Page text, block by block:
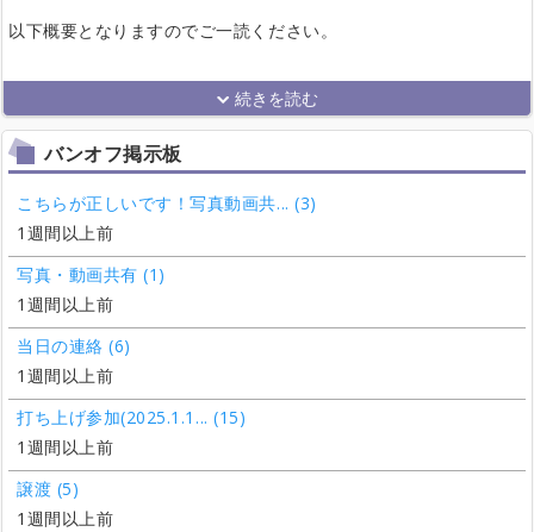
以下概要となりますのでご一読ください。
バンオフ掲示板
こちらが正しいです！写真動画共... (3)
1週間以上前
写真・動画共有 (1)
1週間以上前
当日の連絡 (6)
1週間以上前
打ち上げ参加(2025.1.1... (15)
1週間以上前
譲渡 (5)
1週間以上前